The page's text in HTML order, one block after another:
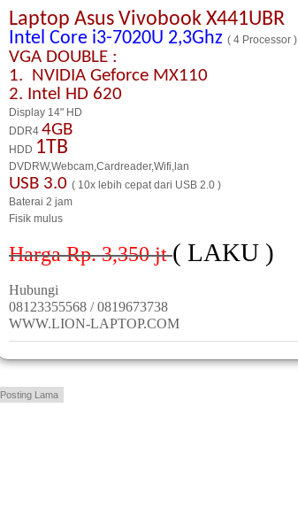
Laptop Asus Vivobook X441UBR
Intel Core i3-7020U 2,3Ghz ( 4 Processor )
VGA DOUBLE :
1. NVIDIA Geforce MX110
2. Intel HD 620
Display 14" HD
DDR4 4GB
HDD 1TB
DVDRW,Webcam,Cardreader,Wifi,lan
USB 3.0 ( 10x lebih cepat dari USB 2.0 )
Baterai 2 jam
Fisik mulus
Harga Rp. 3,350 jt ( LAKU )
Hubungi
08123355568 / 0819673738
WWW.LION-LAPTOP.COM
Posting Lama